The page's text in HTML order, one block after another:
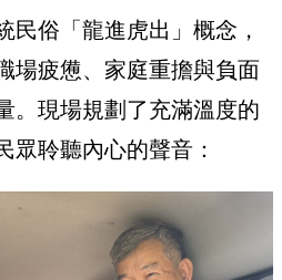
民俗「龍進虎出」概念，
場疲憊、家庭重擔與負面
。現場規劃了充滿溫度的
眾聆聽內心的聲音：